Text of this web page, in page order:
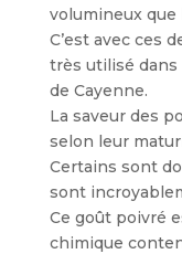
volumineux que
C’est avec ces
très utilisé dans
de Cayenne.
La saveur des
selon leur
Certains sont
sont
Ce goût poivré
chimique